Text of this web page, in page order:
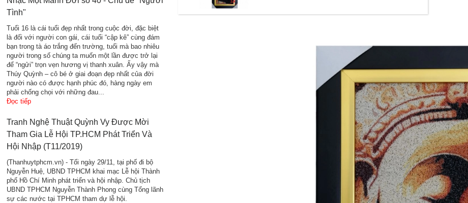
Tình"
Tuổi 16 là cái tuổi đẹp nhất trong cuộc đời, đặc biệt
là đối với người con gái, cái tuổi “cập kê” cùng đám
bạn trong tà áo trắng đến trường, tuổi mà bao nhiêu
người trong số chúng ta muốn một lần được trở lại
để “ngửi” trọn vẹn hương vị thanh xuân. Ấy vậy mà
Thúy Quỳnh – cô bé ở giai đoạn đẹp nhất của đời
người nào có được hạnh phúc đó, hàng ngày em
phải chống chọi với những đau...
Đọc tiếp
Tranh Nghệ Thuật Quỳnh Vy Được Mời
Tham Gia Lễ Hội TP.HCM Phát Triển Và
Hội Nhập (T11/2019)
(Thanhuytphcm.vn) - Tối ngày 29/11, tại phố đi bộ
Nguyễn Huệ, UBND TPHCM khai mạc Lễ hội Thành
phố Hồ Chí Minh phát triển và hội nhập. Chủ tịch
UBND TPHCM Nguyễn Thành Phong cùng Tổng lãnh
sự các nước tại TPHCM tham dự lễ hội.